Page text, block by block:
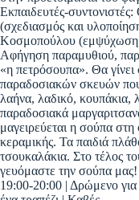
Εκπαιδευτές-
(σχεδιασμός και
Κοσμοπούλου (εμψύχωση
Αφήγηση παραμυθιού,
«η πετρόσουπα». Θα
παραδοσιακών σκευών
λαήνα, λαδικό, κουπάκια,
παραδοσιακά
μαγειρεύεται η σούπα στη
κεραμικής. Τα παιδιά
τσουκαλάκια. Στο τέλος
γευόμαστε την σούπα μας!
19:00-20:00 | Δρώμενο για